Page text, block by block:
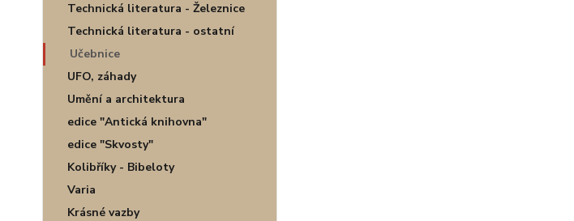
Technická literatura - Železnice
Technická literatura - ostatní
Učebnice
UFO, záhady
Umění a architektura
edice "Antická knihovna"
edice "Skvosty"
Kolibříky - Bibeloty
Varia
Krásné vazby